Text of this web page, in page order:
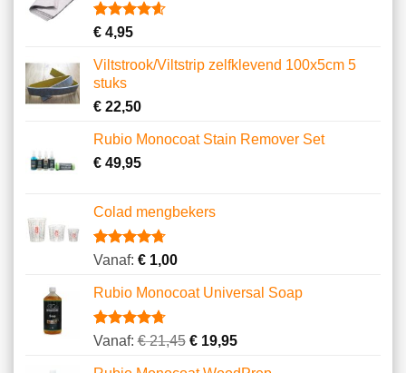
klantbeoordelingen
Gewaardeerd
gebaseerd
op
13
klantbeoordelingen
€4,95
Viltstrook/Viltstrip zelfklevend 100x5cm 5
stuks
€22,50
Rubio Monocoat Stain Remover Set
€49,95
Colad mengbekers
Gewaardeerd
gebaseerd
op
8
klantbeoordelingen
Vanaf: €1,00
Rubio Monocoat Universal Soap
Gewaardeerd
gebaseerd
23
Vanaf:€21,45 € 19,95